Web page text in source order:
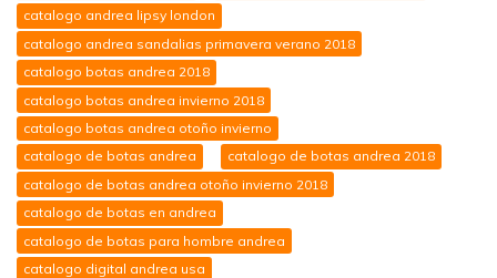
catalogo andrea lipsy london
catalogo andrea sandalias primavera verano 2018
catalogo botas andrea 2018
catalogo botas andrea invierno 2018
catalogo botas andrea otoño invierno
catalogo de botas andrea
catalogo de botas andrea 2018
catalogo de botas andrea otoño invierno 2018
catalogo de botas en andrea
catalogo de botas para hombre andrea
catalogo digital andrea usa